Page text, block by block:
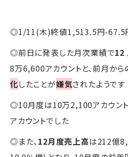
◎1/11(木)終値1,513.5円-67.5
◎前日に発表した月次業績で12
8万6,600アカウントと、前月から
化したことが嫌気されたようです
◎10月度は10万2,100アカウン
アカウントでした
◎また、 12月度売上高は212億